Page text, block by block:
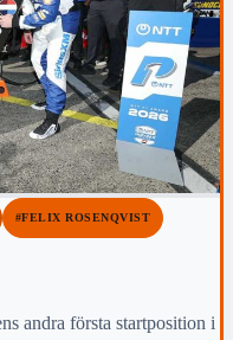
#FELIX ROSENQVIST
andra första startposition i